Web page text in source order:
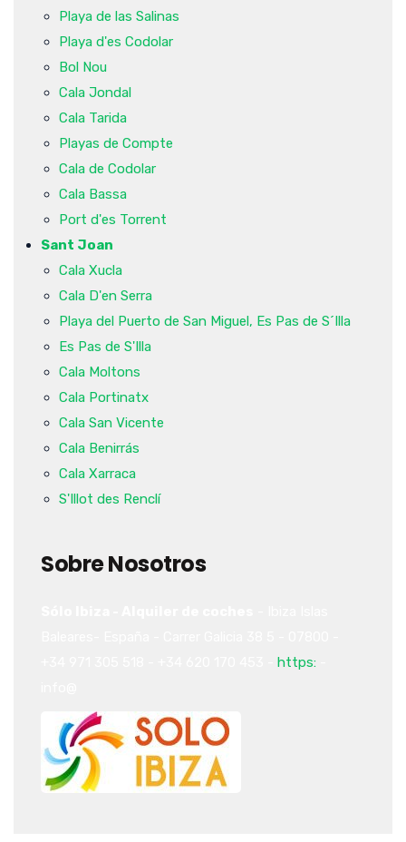
Playa de las Salinas
Playa d'es Codolar
Bol Nou
Cala Jondal
Cala Tarida
Playas de Compte
Cala de Codolar
Cala Bassa
Port d'es Torrent
Sant Joan
Cala Xucla
Cala D'en Serra
Playa del Puerto de San Miguel, Es Pas de S´Illa
Es Pas de S'Illa
Cala Moltons
Cala Portinatx
Cala San Vicente
Cala Benirrás
Cala Xarraca
S'Illot des Renclí
Sobre Nosotros
https: